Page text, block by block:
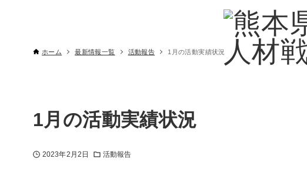
ホーム 最新情報一覧 活動報告 1月の活動実績状況
1月の活動実績状況
2023年2月2日 活動報告